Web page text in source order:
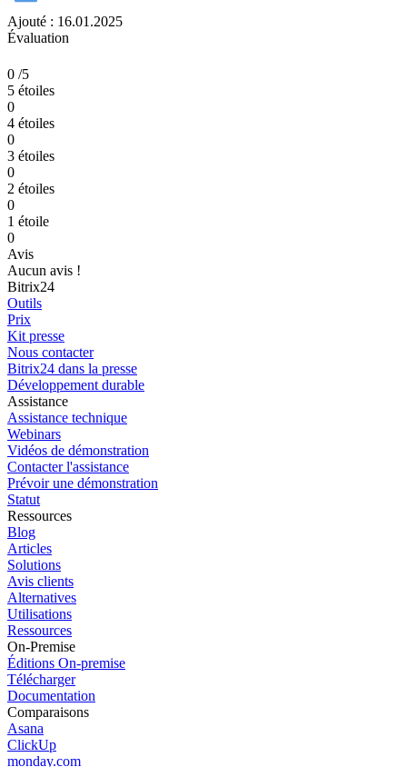
Ajouté : 16.01.2025
Évaluation
0 /5
5 étoiles
0
4 étoiles
0
3 étoiles
0
2 étoiles
0
1 étoile
0
Avis
Aucun avis !
Bitrix24
Outils
Prix
Kit presse
Nous contacter
Bitrix24 dans la presse
Développement durable
Assistance
Assistance technique
Webinars
Vidéos de démonstration
Contacter l'assistance
Prévoir une démonstration
Statut
Ressources
Blog
Articles
Solutions
Avis clients
Alternatives
Utilisations
Ressources
On-Premise
Éditions On-premise
Télécharger
Documentation
Comparaisons
Asana
ClickUp
monday.com